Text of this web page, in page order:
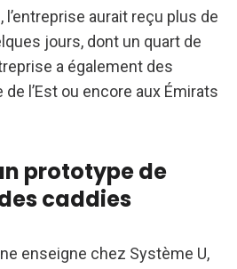
aurait reçu plus de
jours, dont un quart de
a également des
l’Est ou encore aux Émirats
prototype de
caddies
enseigne chez Système U,